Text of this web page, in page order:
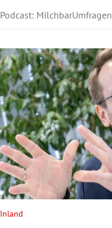
Podcast: MilchbarUmfragen
Inland